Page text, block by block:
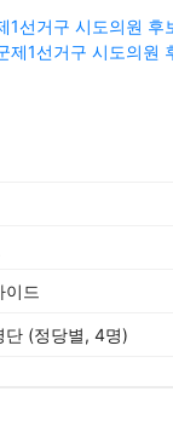
선거구 시도의원 후
1선거구 시도의원
이드
(정당별, 4명)